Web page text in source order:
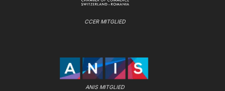
CCER MITGLIED
ANIS MITGLIED